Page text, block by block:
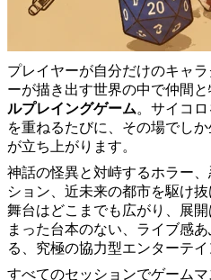
プレイヤーが自分だけのキャ
ーが描き出す世界の中で仲間と
ルプレイングゲーム。サイコ
を重ねるたびに、その場でし
が立ち上がります。
神話の怪異と対峙するホラー
ション、近未来の都市を駆け
舞台はどこまでも広がり、展
まった台本のない、ライブ感
る、究極の協力型エンターテイ
すべてのセッションでゲームマ